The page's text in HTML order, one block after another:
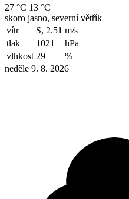
27 °C 13 °C
skoro jasno, severní větřík
vítr
S, 2.51 m/s
tlak
1021
hPa
vlhkost 29
%
neděle 9. 8. 2026